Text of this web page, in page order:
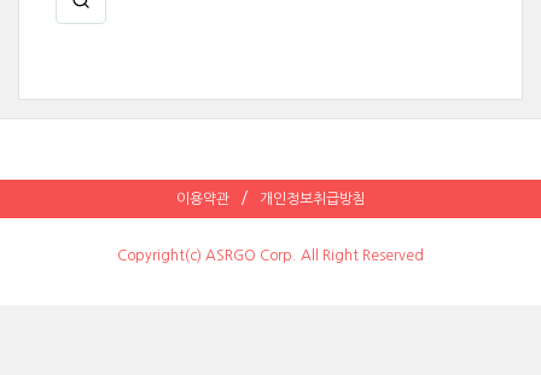
이용약관 개인정보취급방침
Copyright(c) ASRGO Corp. All Right Reserved